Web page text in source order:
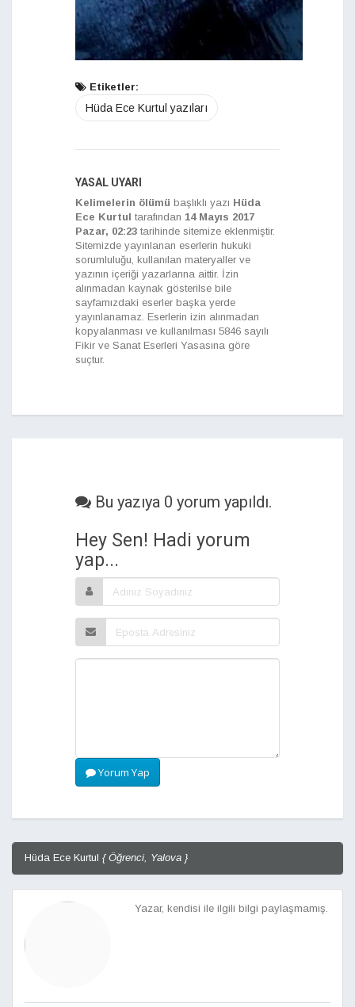
Etiketler:
Hüda Ece Kurtul yazıları
YASAL UYARI
Kelimelerin ölümü başlıklı yazı Hüda
Ece Kurtul tarafından 14 Mayıs 2017
Pazar, 02:23 tarihinde sitemize eklenmiştir.
Sitemizde yayınlanan eserlerin hukuki
sorumluluğu, kullanılan materyaller ve
yazının içeriği yazarlarına aittir. İzin
alınmadan kaynak gösterilse bile
sayfamızdaki eserler başka yerde
yayınlanamaz. Eserlerin izin alınmadan
kopyalanması ve kullanılması 5846 sayılı
Fikir ve Sanat Eserleri Yasasına göre
suçtur.
Bu yazıya 0 yorum yapıldı.
Hey Sen! Hadi yorum
yap...
Yorum Yap
Hüda Ece Kurtul { Öğrenci, Yalova }
Yazar, kendisi ile ilgili bilgi paylaşmamış.